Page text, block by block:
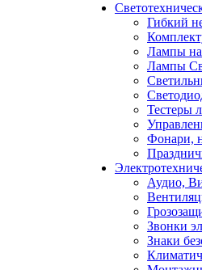
Гибкий
Лампы
Лампы
Тестеры
Фонари,
Аудио,
Звонки
Знаки